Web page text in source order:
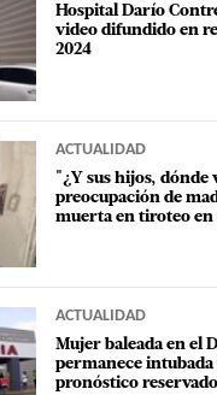
Hospital Darío
video difundido en
2024
ACTUALIDAD
"¿Y sus hijos, dónde
preocupación de
muerta en tiroteo en
ACTUALIDAD
Mujer baleada en el
permanece intubada
pronóstico reservado